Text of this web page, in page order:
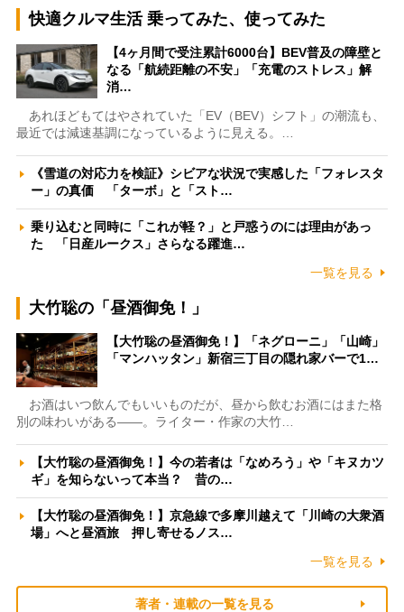
快適クルマ生活 乗ってみた、使ってみた
【4ヶ月間で受注累計6000台】BEV普及の障壁と
なる「航続距離の不安」「充電のストレス」解
消…
あれほどもてはやされていた「EV（BEV）シフト」の潮流も、
最近では減速基調になっているように見える。…
《雪道の対応力を検証》シビアな状況で実感した「フォレスタ
ー」の真価 「ターボ」と「スト…
乗り込むと同時に「これが軽？」と戸惑うのには理由があっ
た 「日産ルークス」さらなる躍進…
一覧を見る
大竹聡の「昼酒御免！」
【大竹聡の昼酒御免！】「ネグローニ」「山崎」
「マンハッタン」新宿三丁目の隠れ家バーで1…
お酒はいつ飲んでもいいものだが、昼から飲むお酒にはまた格
別の味わいがある――。ライター・作家の大竹…
【大竹聡の昼酒御免！】今の若者は「なめろう」や「キヌカツ
ギ」を知らないって本当？ 昔の…
【大竹聡の昼酒御免！】京急線で多摩川越えて「川崎の大衆酒
場」へと昼酒旅 押し寄せるノス…
一覧を見る
著者・連載の一覧を見る